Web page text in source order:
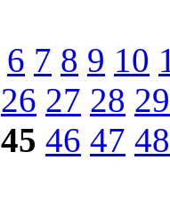
6 7 8 9 10
26 27 28 29
45 46 47 48